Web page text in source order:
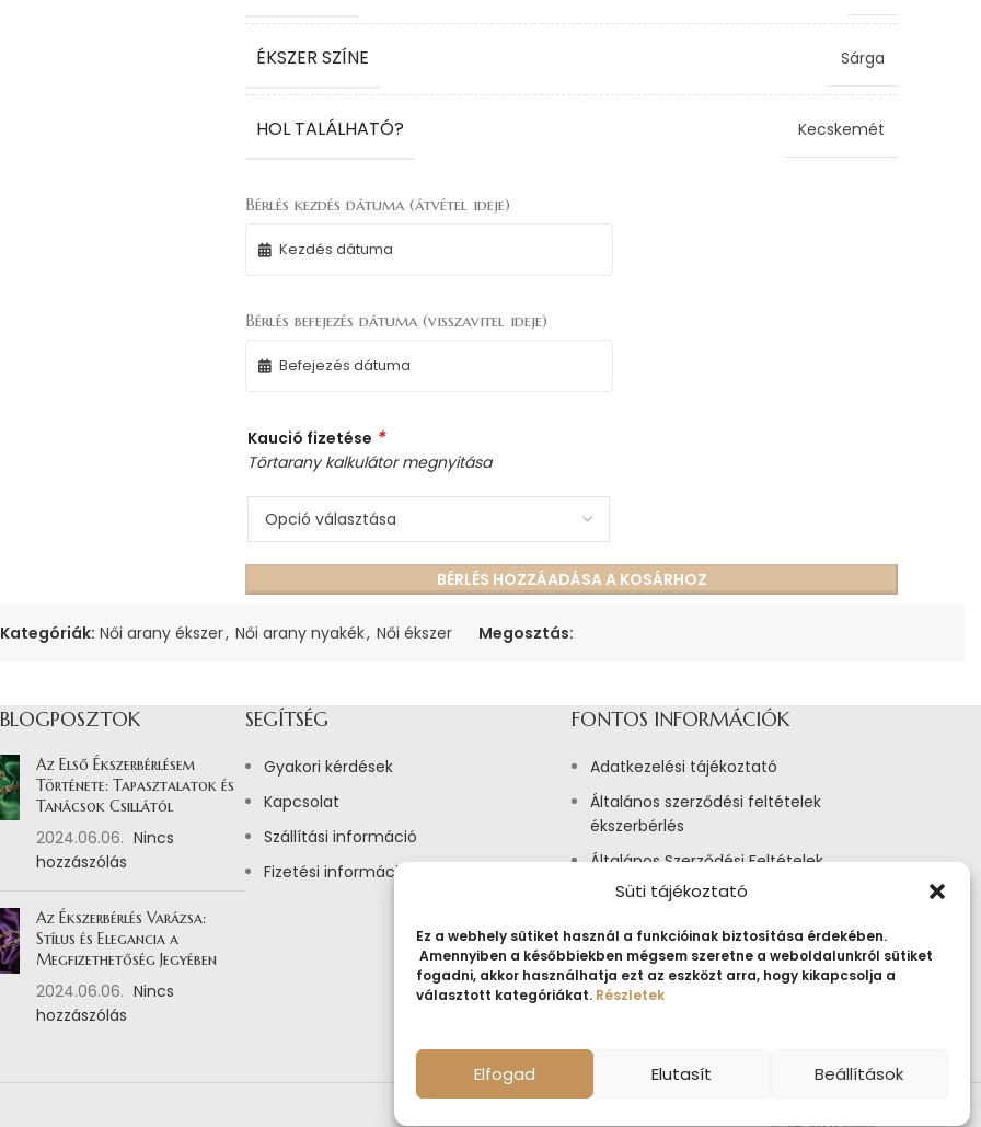
Süti tájékoztató
Ez a webhely sütiket használ a funkcióinak biztosítása érdekében.
Amennyiben a későbbiekben mégsem szeretne a weboldalunkról sütiket
fogadni, akkor használhatja ezt az eszközt arra, hogy kikapcsolja a
választott kategóriákat. Részletek
Elfogad Elutasít Beállítások
ÉKSZER SZÍNE Sárga
HOL TALÁLHATÓ? Kecskemét
Bérlés kezdés dátuma (átvétel ideje)
Bérlés befejezés dátuma (visszavitel ideje)
Kaució fizetése *
Törtarany kalkulátor megnyitása
BÉRLÉS HOZZÁADÁSA A KOSÁRHOZ
Kategóriák: Női arany ékszer, Női arany nyakék, Női ékszer Megosztás:
Az Első Ékszerbérlésem
Története: Tapasztalatok és
Tanácsok Csillától
2024.06.06. Nincs
hozzászólás
Az Ékszerbérlés Varázsa:
Stílus és Elegancia a
Megfizethetőség Jegyében
2024.06.06. Nincs
hozzászólás
SEGÍTSÉG
Gyakori kérdések
Kapcsolat
Szállítási információ
Fizetési információ
FONTOS INFORMÁCIÓK
Adatkezelési tájékoztató
Általános szerződési feltételek
ékszerbérlés
Általános Szerződési Feltételek
Tájékoztató sütik alkalmazásáról
Fogyasztóvédelmi tájékoztató
Jogi nyilatkozat
Impresszum